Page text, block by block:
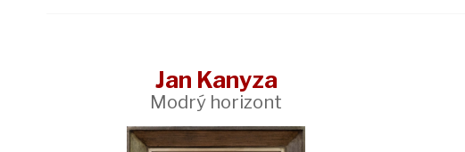
Jan Kanyza
Modrý horizont